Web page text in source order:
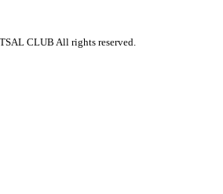
CLUB All rights reserved.